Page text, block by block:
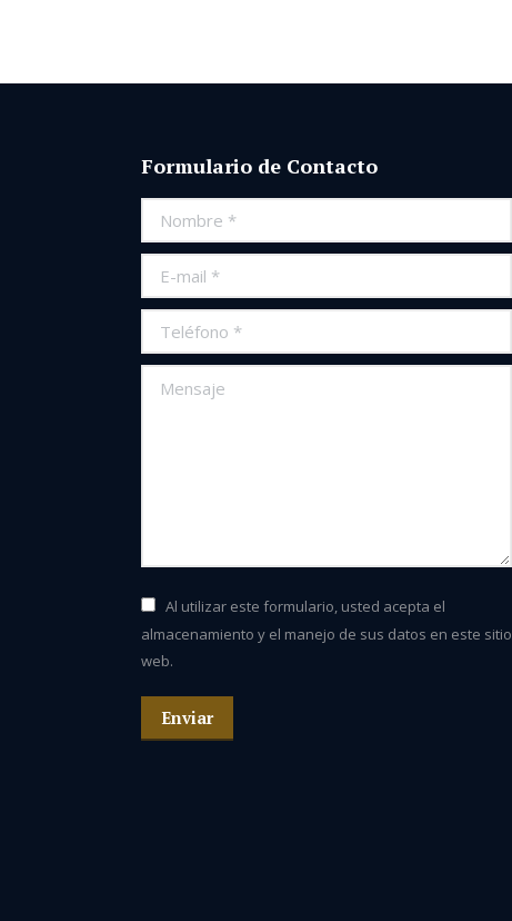
Formulario de Contacto
Nombre *
E-mail *
Teléfono *
Mensaje
Al utilizar este formulario, usted acepta el
almacenamiento y el manejo de sus datos en este sitio
web.
Enviar